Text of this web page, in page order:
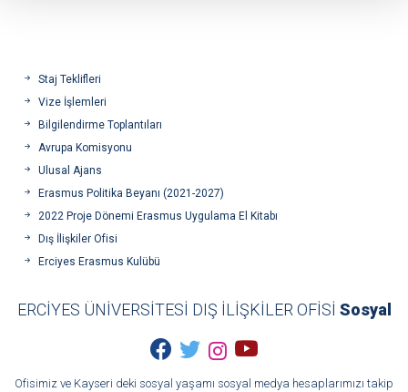
Staj Teklifleri
Vize İşlemleri
Bilgilendirme Toplantıları
Avrupa Komisyonu
Ulusal Ajans
Erasmus Politika Beyanı (2021-2027)
2022 Proje Dönemi Erasmus Uygulama El Kitabı
Dış İlişkiler Ofisi
Erciyes Erasmus Kulübü
ERCİYES ÜNİVERSİTESİ DIŞ İLİŞKİLER OFİSİ Sosyal
Ofisimiz ve Kayseri deki sosyal yaşamı sosyal medya hesaplarımızı takip